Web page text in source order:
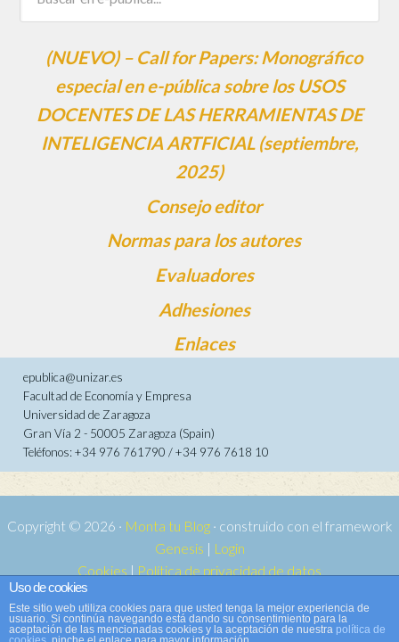
(NUEVO) – Call for Papers: Monográfico
especial en e-pública sobre los USOS
DOCENTES DE LAS HERRAMIENTAS DE
INTELIGENCIA ARTFICIAL (septiembre,
2025)
Consejo editor
Normas para los autores
Evaluadores
Adhesiones
Enlaces
epublica@unizar.es
Facultad de Economía y Empresa
Universidad de Zaragoza
Gran Vía 2 - 50005 Zaragoza (Spain)
Teléfonos: +34 976 761790 / +34 976 7618 10
Copyright © 2026 · Monta tu Blog· construido con el framework
Genesis | Login
Cookies | Política de privacidad de datos
Copyright © 2026 ·
WordPress·Acceder
Uso de cookies
Este sitio web utiliza cookies para que usted tenga la mejor experiencia de
usuario. Si continúa navegando está dando su consentimiento para la
aceptación de las mencionadas cookies y la aceptación de nuestra política de